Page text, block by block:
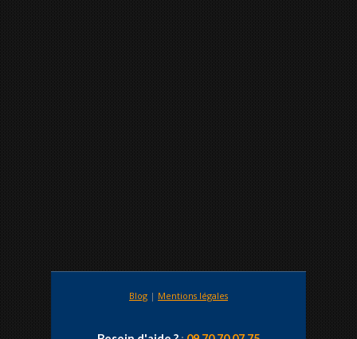
Blog | Mentions légales